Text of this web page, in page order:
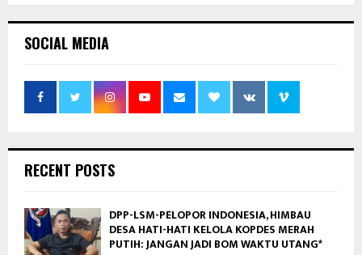
SOCIAL MEDIA
RECENT POSTS
DPP-LSM-PELOPOR INDONESIA, HIMBAU
DESA HATI-HATI KELOLA KOPDES MERAH
PUTIH: JANGAN JADI BOM WAKTU UTANG*